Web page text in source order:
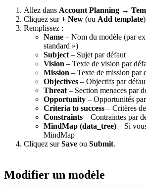
Allez dans Account Planning →
Cliquez sur+ New (ou Add template
Remplissez :
Name – Nom du modèle (par
standard »)
Subject – Sujet par défaut
Vision – Texte de vision par
Mission – Texte de mission par
Objectives – Objectifs par
Threat – Section menaces par
Opportunity – Opportunités
Criteria to success – Critères
Constraints – Contraintes par
MindMap (data_tree) – Si
MindMap
Cliquez surSave ou Submit.
Modifier un modèle